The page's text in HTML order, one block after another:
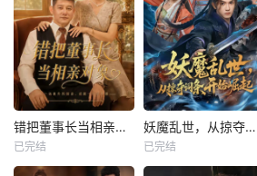
错把董事长当相亲对象
已完结
妖魔乱世，从掠夺词条开始崛起
已完结